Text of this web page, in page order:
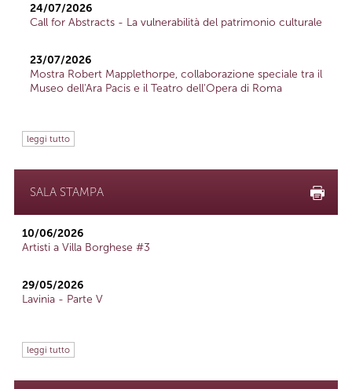
24/07/2026
Call for Abstracts - La vulnerabilità del patrimonio culturale
23/07/2026
Mostra Robert Mapplethorpe, collaborazione speciale tra il
Museo dell'Ara Pacis e il Teatro dell'Opera di Roma
leggi tutto
SALA STAMPA
10/06/2026
Artisti a Villa Borghese #3
29/05/2026
Lavinia - Parte V
leggi tutto